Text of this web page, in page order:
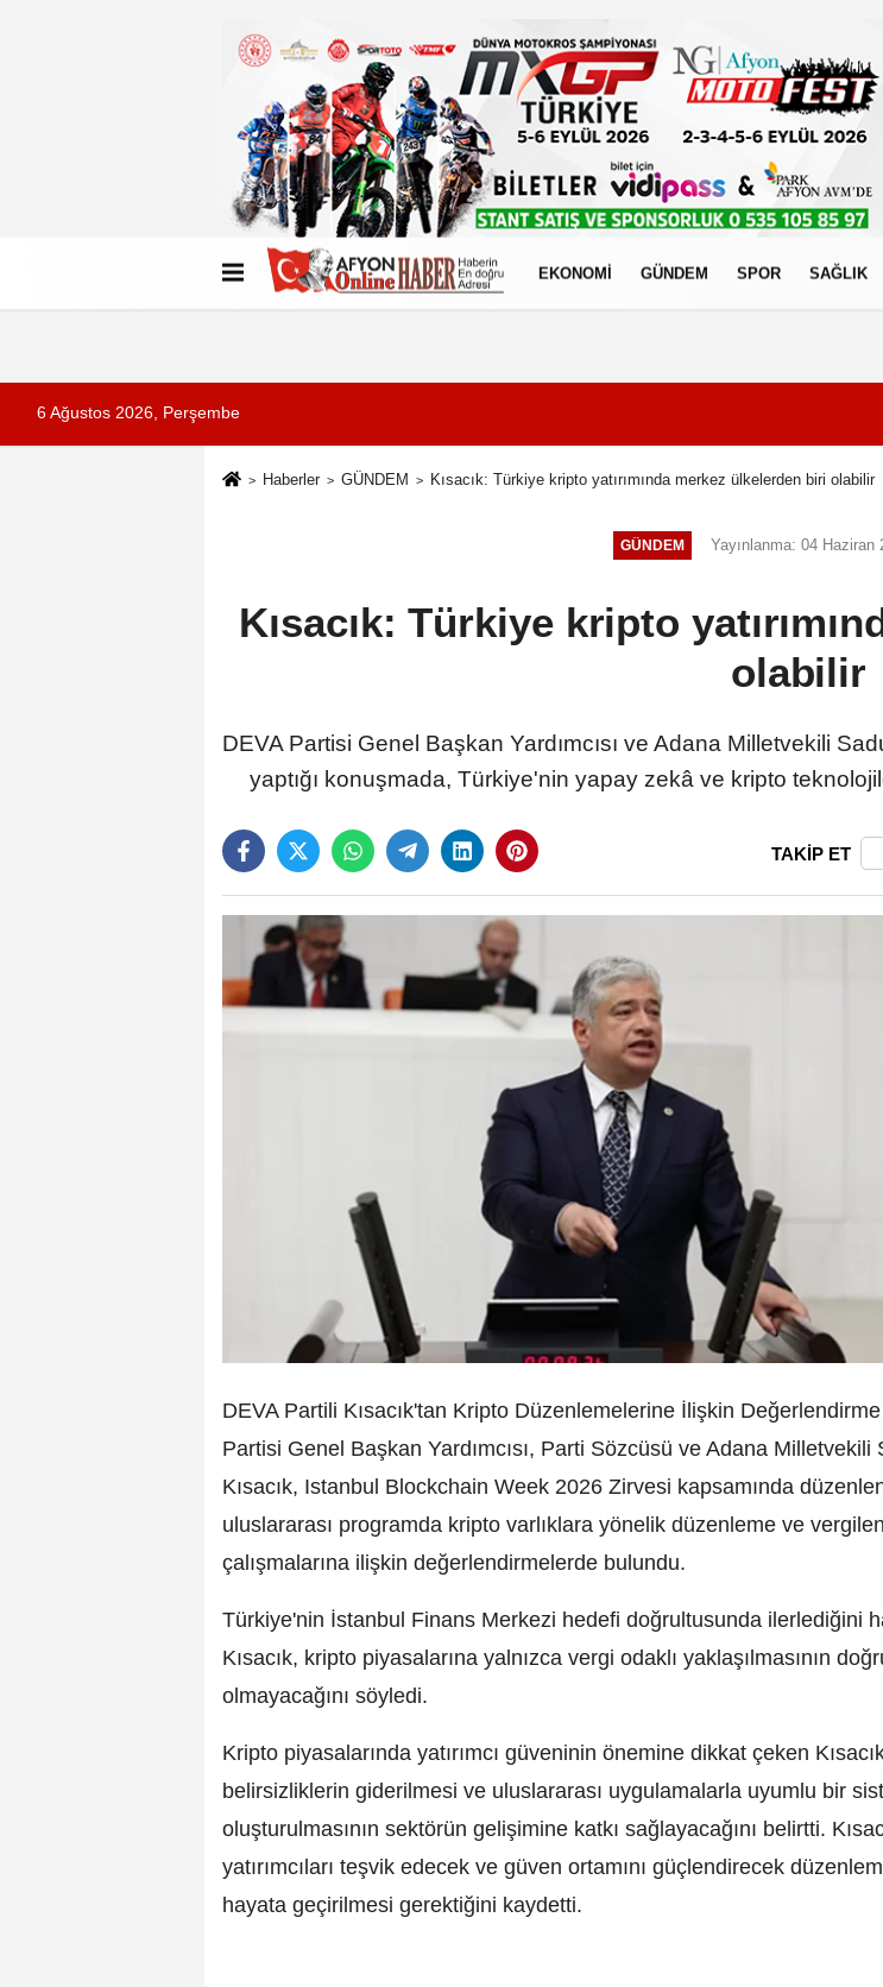
Künye İletişim Çerez Politikası
EKONOMİ GÜNDEM SPOR SAĞLIK
6 Ağustos 2026, Perşembe
Haberler GÜNDEM Kısacık: Türkiye kripto yatırımında merkez ülkelerden biri olabilir
GÜNDEM Yayınlanma: 04 Haziran
Kısacık: Türkiye kripto
olabilir
DEVA Partisi Genel Başkan Yardımcısı ve Adana Milletvekili
yaptığı konuşmada, Türkiye'nin yapay zekâ ve kripto
TAKİP ET
DEVA Partili Kısacık'tan Kripto Düzenlemelerine İlişkin
Partisi Genel Başkan Yardımcısı, Parti Sözcüsü ve Adana Milletvekili
Kısacık, Istanbul Blockchain Week 2026 Zirvesi kapsamında
uluslararası programda kripto varlıklara yönelik düzenleme ve
çalışmalarına ilişkin değerlendirmelerde bulundu.
Türkiye'nin İstanbul Finans Merkezi hedefi doğrultusunda ilerlediğini
Kısacık, kripto piyasalarına yalnızca vergi odaklı yaklaşılmasının
olmayacağını söyledi.
Kripto piyasalarında yatırımcı güveninin önemine dikkat çeken
belirsizliklerin giderilmesi ve uluslararası uygulamalarla uyumlu bir
oluşturulmasının sektörün gelişimine katkı sağlayacağını belirtti.
yatırımcıları teşvik edecek ve güven ortamını güçlendirecek
hayata geçirilmesi gerektiğini kaydetti.